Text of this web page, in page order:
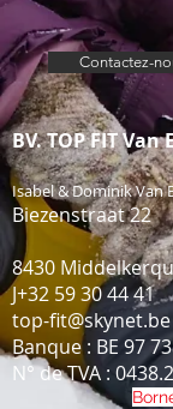
Contactez-
BV. TOP FIT Van
Isabel & Dominik Van
Biezenstraat 22
8430
J+32 59 30 44 41
top-fit@skynet.be
Banque : BE 97
N° de TVA :